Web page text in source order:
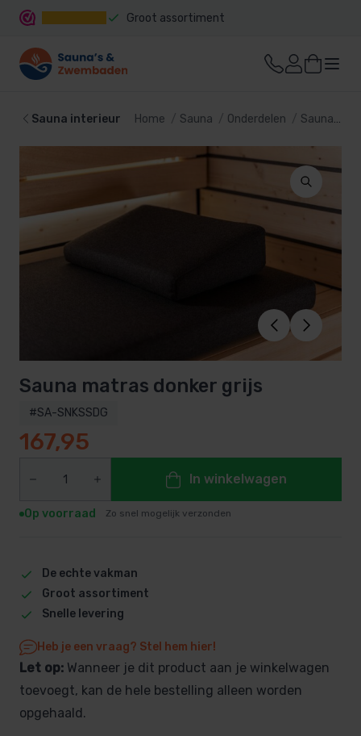
Groot assortiment
Sauna interieur Home Sauna Onderdelen Sauna interieur
Sauna matras donker grijs
#SA-SNKSSDG
167,95
In winkelwagen
Op voorraad Zo snel mogelijk verzonden
De echte vakman
Groot assortiment
Snelle levering
Heb je een vraag? Stel hem hier!
Let op: Wanneer je dit product aan je winkelwagen
toevoegt, kan de hele bestelling alleen worden
opgehaald.